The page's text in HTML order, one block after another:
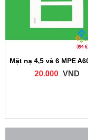
Mặt nạ 4,5 và 6 MPE
20.000 VND